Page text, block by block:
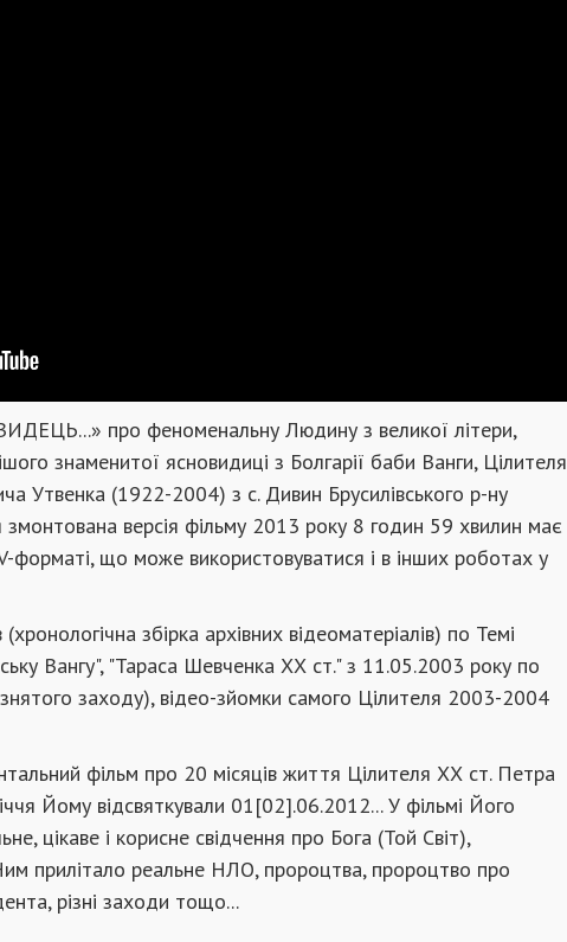
про феноменальну Людину з великої літери,
знаменитої ясновидиці з Болгарії баби Ванги, Цілителя
Утвенка (1922-2004) з с. Дивин Брусилівського р-ну
версія фільму 2013 року 8 годин 59 хвилин має
форматі, що може використовуватися і в інших роботах у
збірка архівних відеоматеріалів) по Темі
Вангу", "Тараса Шевченка ХХ ст." з 11.05.2003 року по
заходу), відео-зйомки самого Цілителя 2003-2004
фільм про 20 місяців життя Цілителя ХХ ст. Петра
Йому відсвяткували 01[02].06.2012... У фільмі Його
цікаве і корисне свідчення про Бога (Той Світ),
прилітало реальне НЛО, пророцтва, пророцтво про
різні заходи тощо...